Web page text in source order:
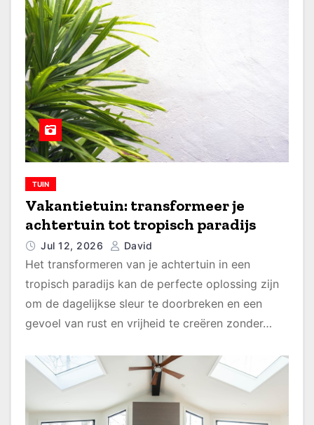
TUIN
Vakantietuin: transformeer je
achtertuin tot tropisch paradijs
Jul 12, 2026 David
Het transformeren van je achtertuin in een
tropisch paradijs kan de perfecte oplossing zijn
om de dagelijkse sleur te doorbreken en een
gevoel van rust en vrijheid te creëren zonder…